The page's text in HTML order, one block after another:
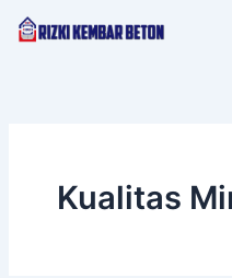
Lewati
Kualitas